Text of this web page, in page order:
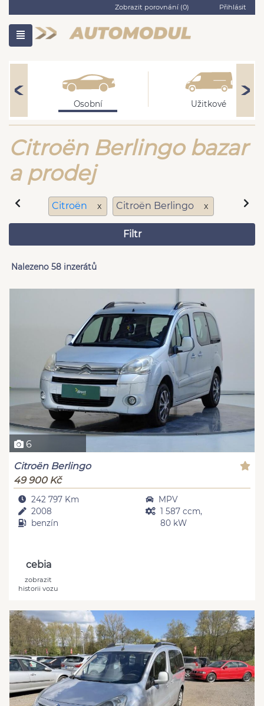
Zobrazit porovnání (0) Přihlásit
Osobní Užitkové
Citroën Berlingo bazar
a prodej
Citroën x Citroën Berlingo x
Filtr
Nalezeno 58 inzerátů
6
Citroën Berlingo
49 900 Kč
242 797 Km
2008
benzín
MPV
1 587 ccm,
80 kW
cebia
zobrazit
historii vozu